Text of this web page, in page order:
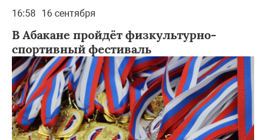
16:58 16 сентября
В Абакане пройдёт физкультурно-
спортивный фестиваль